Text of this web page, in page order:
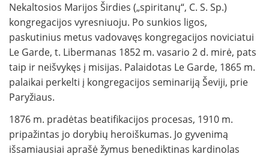
Nekaltosios Marijos Širdies („spiritanų“, C. S. Sp.)
kongregacijos vyresniuoju. Po sunkios ligos,
paskutinius metus vadovavęs kongregacijos noviciatui
Le Garde, t. Libermanas 1852 m. vasario 2 d. mirė, pats
taip ir neišvykęs į misijas. Palaidotas Le Garde, 1865 m.
palaikai perkelti į kongregacijos seminariją Ševiji, prie
Paryžiaus.
1876 m. pradėtas beatifikacijos procesas, 1910 m.
pripažintas jo dorybių heroiškumas. Jo gyvenimą
išsamiausiai aprašė žymus benediktinas kardinolas